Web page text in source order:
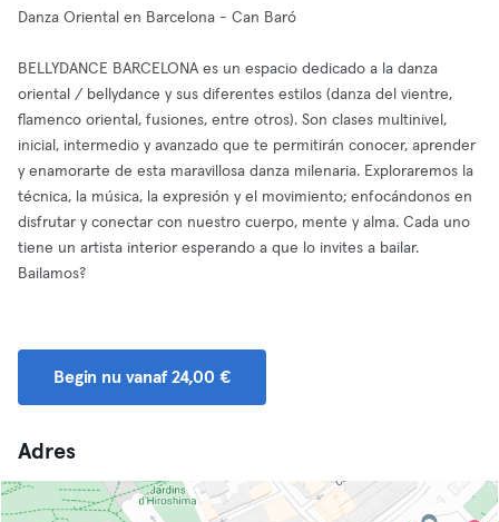
Danza Oriental en Barcelona - Can Baró
BELLYDANCE BARCELONA es un espacio dedicado a la danza
oriental / bellydance y sus diferentes estilos (danza del vientre,
flamenco oriental, fusiones, entre otros). Son clases multinivel,
inicial, intermedio y avanzado que te permitirán conocer, aprender
y enamorarte de esta maravillosa danza milenaria. Exploraremos la
técnica, la música, la expresión y el movimiento; enfocándonos en
disfrutar y conectar con nuestro cuerpo, mente y alma. Cada uno
tiene un artista interior esperando a que lo invites a bailar.
Bailamos?
Begin nu vanaf 24,00 €
Adres